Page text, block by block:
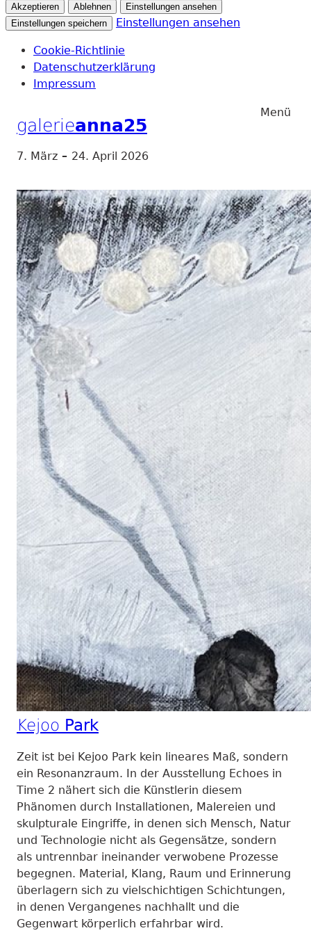
Akzeptieren Ablehnen
Einstellungen ansehen
Einstellungen speichern
Einstellungen ansehen
Cookie-Richtlinie
Datenschutzerklärung
Impressum
Hauptmenu
Inhalt
galerieanna25
Menü
7. März – 24. April 2026
Kejoo Park
Zeit ist bei Kejoo Park kein lineares Maß, sondern
ein Resonanzraum. In der Ausstellung Echoes in
Time 2 nähert sich die Künstlerin diesem
Phänomen durch Installationen, Malereien und
skulpturale Eingriffe, in denen sich Mensch, Natur
und Technologie nicht als Gegensätze, sondern
als untrennbar ineinander verwobene Prozesse
begegnen. Material, Klang, Raum und Erinnerung
überlagern sich zu vielschichtigen Schichtungen,
in denen Vergangenes nachhallt und die
Gegenwart körperlich erfahrbar wird.